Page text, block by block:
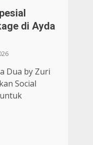
di Ayda
Dua by Zuri
Social